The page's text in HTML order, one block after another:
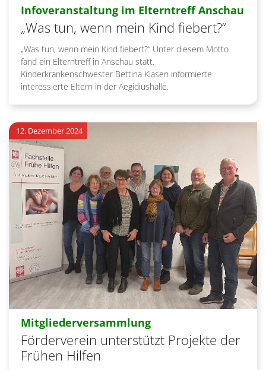
Infoveranstaltung im Elterntreff Anschau
„Was tun, wenn mein Kind fiebert?“
„Was tun, wenn mein Kind fiebert?“ Unter diesem Motto
fand ein Elterntreff in Anschau statt.
Kinderkrankenschwester Bettina Klasen informierte
interessierte Eltern in der Aegidiushalle.
Mitgliederversammlung:
Förderverein unterstützt Projekte der
Frühen Hilfen
12. Dezember 2024